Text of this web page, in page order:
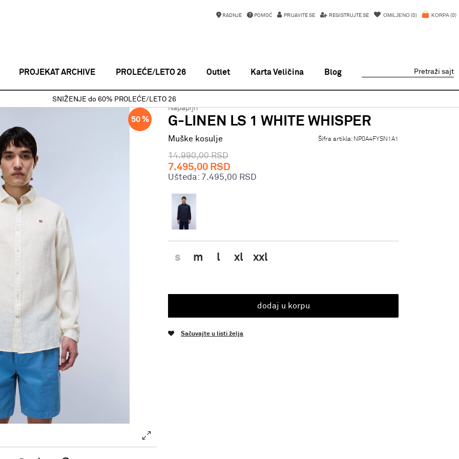
KORPA 0
OMILJENO 0
PRIJAVITE SE REGISTRUJTE SE
RADNJE POMOĆ
PROJEKAT ARCHIVE PROLEĆE/LETO 26 Outlet Karta Veličina Blog Pretraži sajt
SNIŽENJE do 60% PROLEĆE/LETO 26
G-LINEN LS 1 WHITE WHISPER
50 %
Napapijri
G-LINEN LS 1 WHITE WHISPER
Muške kosulje Šifra artikla: NP0A4FYSN1A1
14.990,00 RSD
7.495,00 RSD
Ušteda: 7.495,00 RSD
s m l xl xxl
dodaj u korpu
Sačuvajte u listi želja